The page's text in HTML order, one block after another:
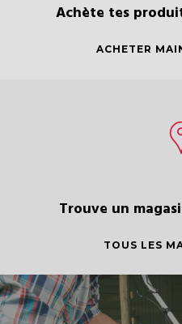
Achète tes
ACHETER
Trouve un
TOUS LES